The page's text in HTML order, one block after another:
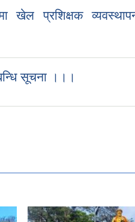
खेल प्रशिक्षक
सूचना ।।।